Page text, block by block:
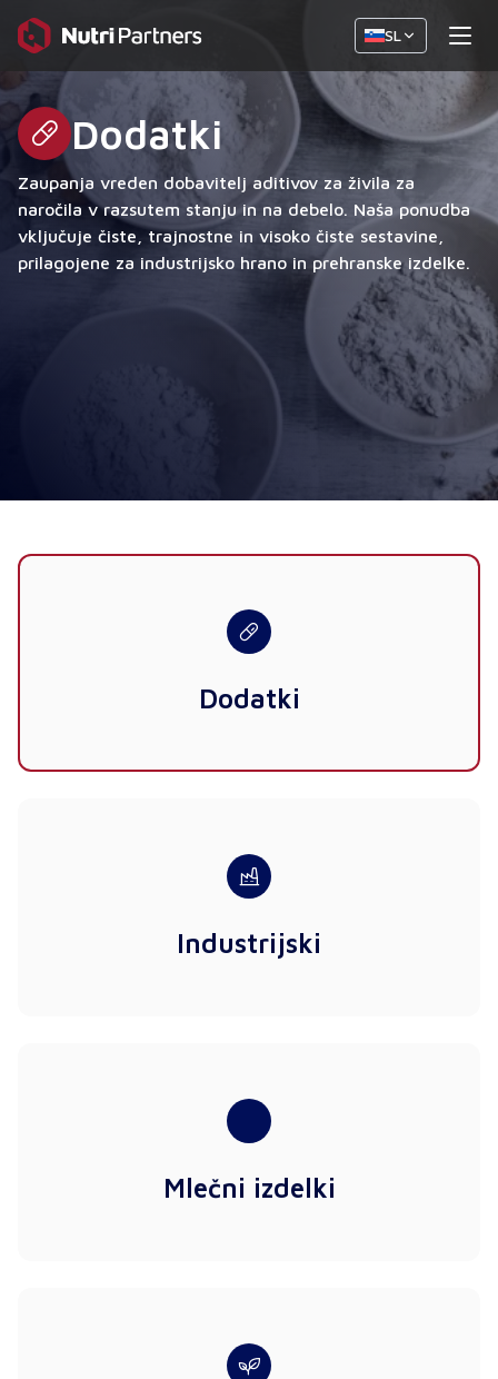
SL
Dodatki
Zaupanja vreden dobavitelj aditivov za živila za
naročila v razsutem stanju in na debelo. Naša ponudba
vključuje čiste, trajnostne in visoko čiste sestavine,
prilagojene za industrijsko hrano in prehranske izdelke.
Dodatki
Industrijski
Mlečni izdelki